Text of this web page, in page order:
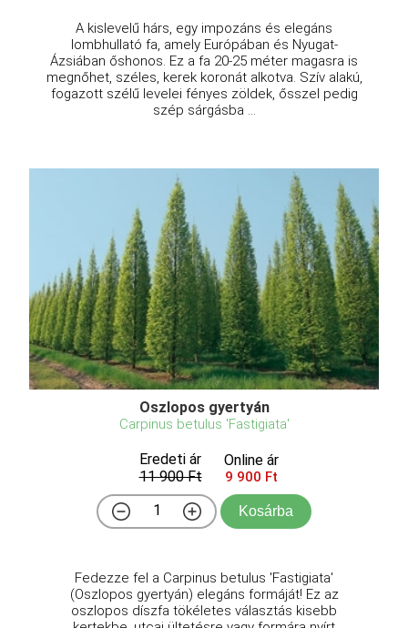
A kislevelű hárs, egy impozáns és elegáns
lombhullató fa, amely Európában és Nyugat-
Ázsiában őshonos. Ez a fa 20-25 méter magasra is
megnőhet, széles, kerek koronát alkotva. Szív alakú,
fogazott szélű levelei fényes zöldek, ősszel pedig
szép sárgásba ...
Oszlopos gyertyán
Carpinus betulus 'Fastigiata'
Eredeti ár
11 900 Ft
Online ár
9 900 Ft
Kosárba
Fedezze fel a Carpinus betulus 'Fastigiata'
(Oszlopos gyertyán) elegáns formáját! Ez az
oszlopos díszfa tökéletes választás kisebb